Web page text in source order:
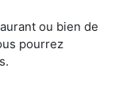
ou bien de
pourrez